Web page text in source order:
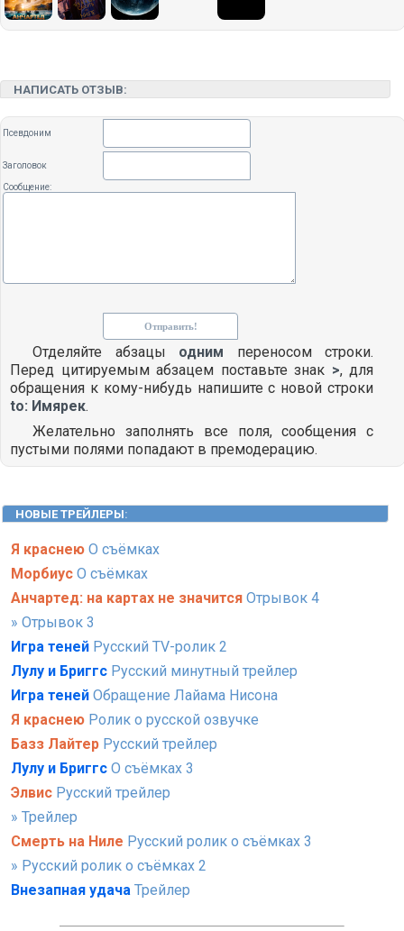
НАПИСАТЬ ОТЗЫВ:
Псевдоним
Заголовок
Сообщение:
Отделяйте абзацы одним переносом строки.
Перед цитируемым абзацем поставьте знак >, для
обращения к кому-нибудь напишите с новой строки
to: Имярек.
Желательно заполнять все поля, сообщения с
пустыми полями попадают в премодерацию.
НОВЫЕ ТРЕЙЛЕРЫ:
Я краснею О съёмках
Морбиус О съёмках
Анчартед: на картах не значится Отрывок 4
» Отрывок 3
Игра теней Русский TV-ролик 2
Лулу и Бриггс Русский минутный трейлер
Игра теней Обращение Лайама Нисона
Я краснею Ролик о русской озвучке
Базз Лайтер Русский трейлер
Лулу и Бриггс О съёмках 3
Элвис Русский трейлер
» Трейлер
Смерть на Ниле Русский ролик о съёмках 3
» Русский ролик о съёмках 2
Внезапная удача Трейлер